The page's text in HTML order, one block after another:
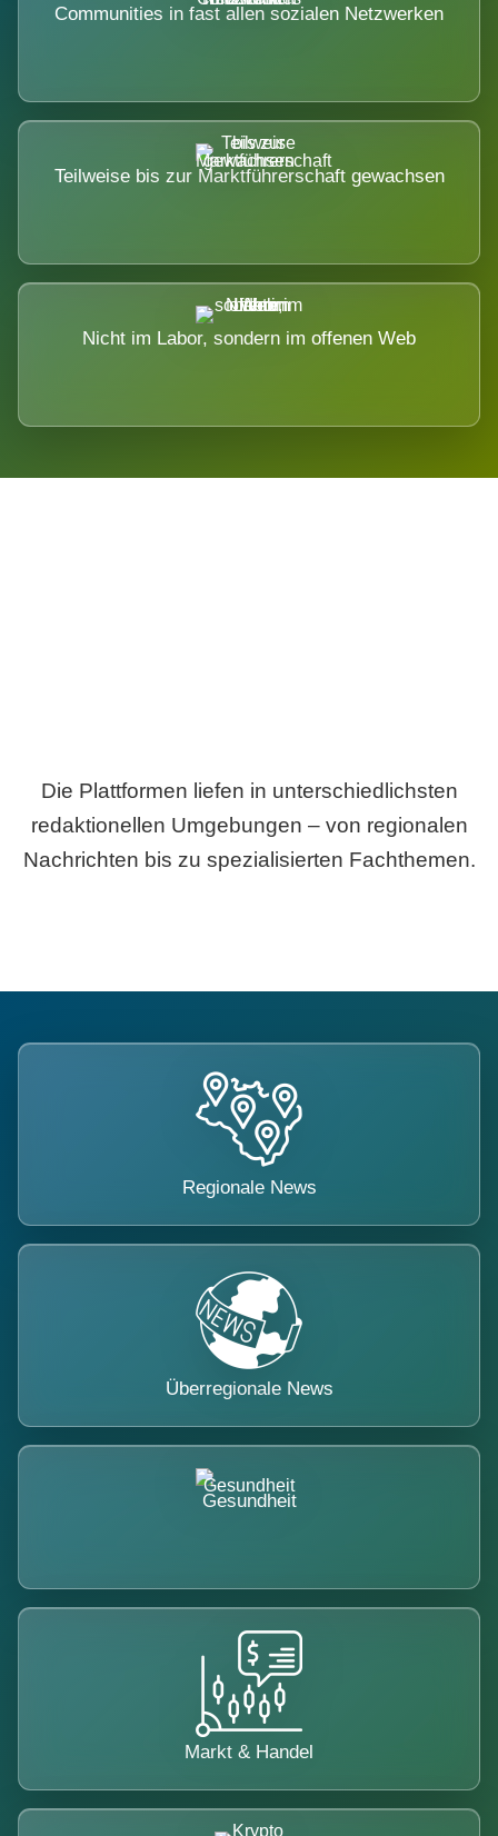
Communities in fast allen sozialen Netzwerken
Teilweise bis zur Marktführerschaft gewachsen
Nicht im Labor, sondern im offenen Web
Die Plattformen liefen in unterschiedlichsten
redaktionellen Umgebungen – von regionalen
Nachrichten bis zu spezialisierten Fachthemen.
Regionale News
Überregionale News
Gesundheit
Markt & Handel